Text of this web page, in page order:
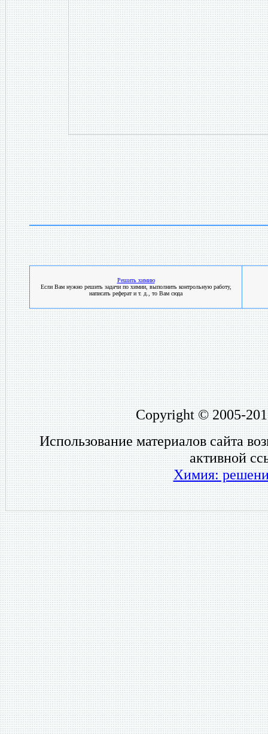
Решить химию
Если Вам нужно решить задачи по химии, выполнить контрольную работу,
написать реферат и т. д., то Вам сюда
Copyright © 2005-
Использование материалов сайта
активной
Химия: